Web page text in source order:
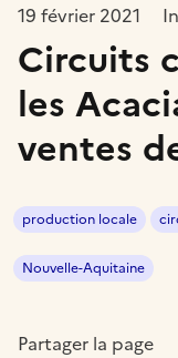
19 février 2021
Circuits
les
ventes
production locale
Nouvelle-Aquitaine
Partager la page